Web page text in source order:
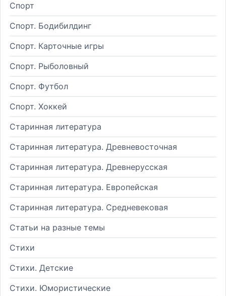
Спорт
Спорт. Бодибилдинг
Спорт. Карточные игры
Спорт. Рыболовный
Спорт. Футбол
Спорт. Хоккей
Старинная литература
Старинная литература. Древневосточная
Старинная литература. Древнерусская
Старинная литература. Европейская
Старинная литература. Средневековая
Статьи на разные темы
Стихи
Стихи. Детские
Стихи. Юмористические